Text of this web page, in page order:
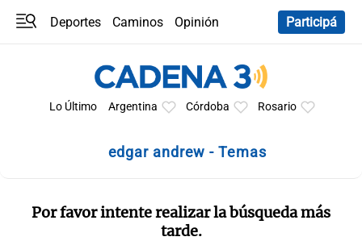
Deportes Caminos
Opinión
Participá
Lo Último Argentina Córdoba Rosario
edgar andrew - Temas
Por favor intente realizar la búsqueda más
tarde.